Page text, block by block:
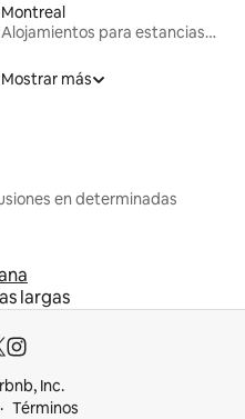
Montreal
Alojamientos para estancias largas
Mostrar más
en determinadas
largas
Inc.
Términos